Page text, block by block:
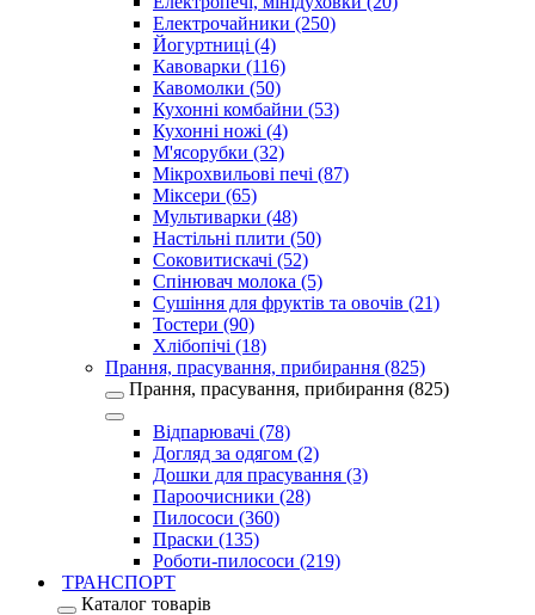
Електрочайники (250)
Йогуртниці (4)
Кавоварки (116)
Кавомолки (50)
Кухонні комбайни (53)
Кухонні ножі (4)
М'ясорубки (32)
Мікрохвильові печі (87)
Міксери (65)
Мультиварки (48)
Настільні плити (50)
Соковитискачі (52)
Спінювач молока (5)
Сушіння для фруктів та овочів (21)
Тостери (90)
Хлібопічі (18)
Прання, прасування, прибирання (825)
Прання, прасування, прибирання (825)
Відпарювачі (78)
Догляд за одягом (2)
Дошки для прасування (3)
Пароочисники (28)
Пилососи (360)
Праски (135)
Роботи-пилососи (219)
ТРАНСПОРТ
Каталог товарів